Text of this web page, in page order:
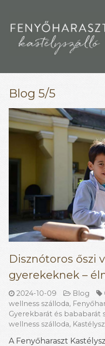
Blog 5/5
Disznótoros őszi
gyerekeknek –
2024-10-09 Blog
wellness szálloda,
Gyerekbarát és bababarát
wellness szálloda,
A Fenyőharaszt